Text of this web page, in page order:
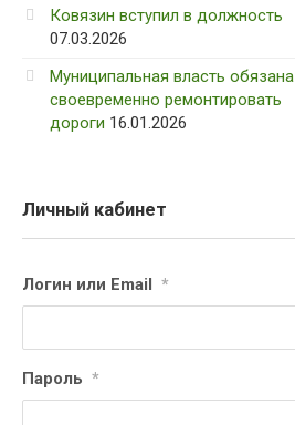
Ковязин вступил в должность
07.03.2026
Муниципальная власть обязана
своевременно ремонтировать
дороги 16.01.2026
Личный кабинет
Логин или Email *
Пароль *